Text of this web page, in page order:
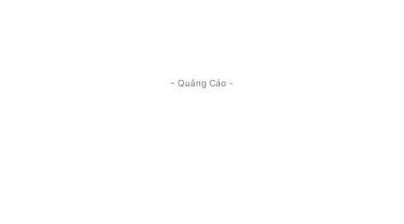
- Quảng Cáo -